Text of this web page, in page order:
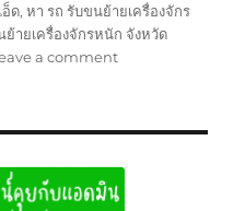
อ็ด,หา รถ รับขนย้ายเครื่องจักร
ย้ายเครื่องจักรหนัก จังหวัด
a commenton
ส่ง
ไป